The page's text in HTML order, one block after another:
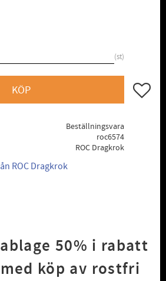
st
KÖP Lägg
Beställningsvara
roc6574
ROC Dragkrok
ROC Dragkrok
50% i rabatt
köp av rostfri